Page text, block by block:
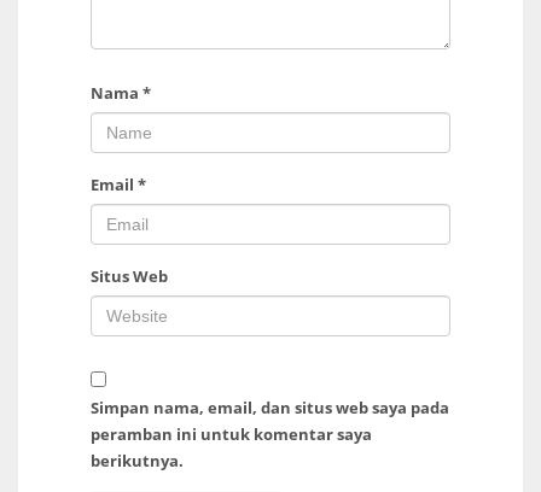
Nama *
Email *
Situs Web
Simpan nama, email, dan situs web saya pada
peramban ini untuk komentar saya
berikutnya.